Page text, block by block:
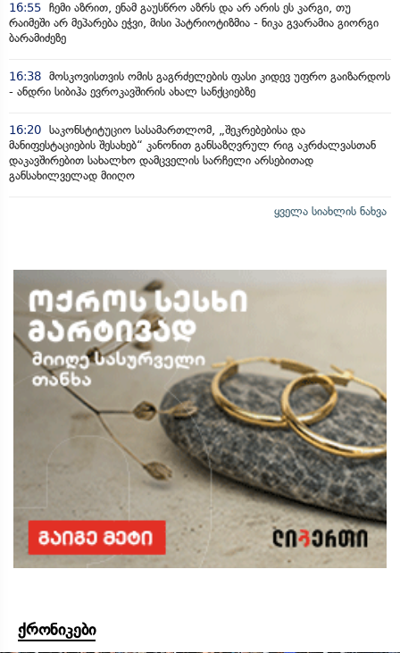
16:55 ჩემი აზრით, ენამ გაუსწრო აზრს და არ არის ეს კარგი, თუ
რაიმეში არ მეპარება ეჭვი, მისი პატრიოტიზმია - ნიკა გვარამია გიორგი
ბარამიძეზე
16:38 მოსკოვისთვის ომის გაგრძელების ფასი კიდევ უფრო გაიზარდოს
- ანდრი სიბიჰა ევროკავშირის ახალ სანქციებზე
16:20 საკონსტიტუციო სასამართლომ, „შეკრებებისა და
მანიფესტაციების შესახებ“ კანონით განსაზღვრულ რიგ აკრძალვასთან
დაკავშირებით სახალხო დამცველის სარჩელი არსებითად
განსახილველად მიიღო
ყველა სიახლის ნახვა
ქრონიკები